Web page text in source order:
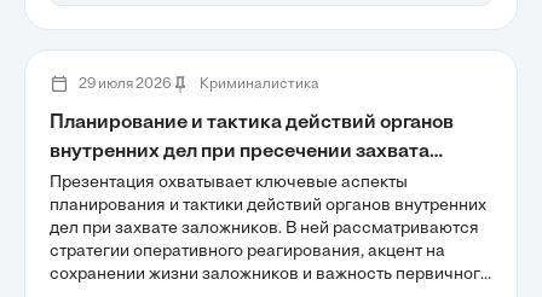
29 июля 2026 Криминалистика
Планирование и тактика действий органов
внутренних дел при пресечении захвата
заложников
Презентация охватывает ключевые аспекты
планирования и тактики действий органов внутренних
дел при захвате заложников. В ней рассматриваются
стратегии оперативного реагирования, акцент на
сохранении жизни заложников и важность первичного